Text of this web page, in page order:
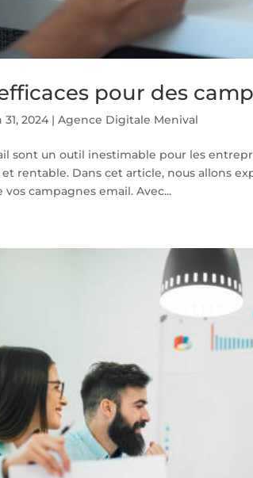
pour des
31, 2024 |Agence Digitale Menival
sont un outil inestimable pour les
rentable. Dans cet article, nous allons
campagnes email. Avec...